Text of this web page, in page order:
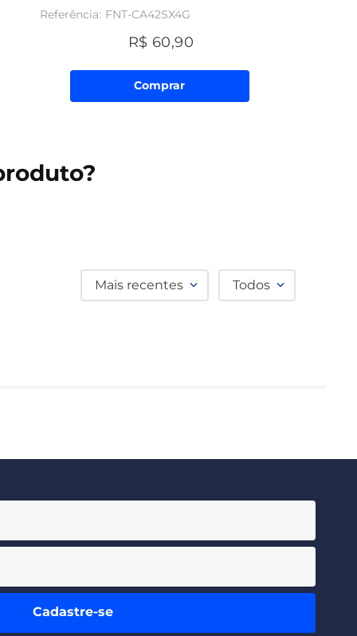
FNT-CA42SX4G
R$ 60,90
Comprar
Mais recentes Todos
Cadastre-se